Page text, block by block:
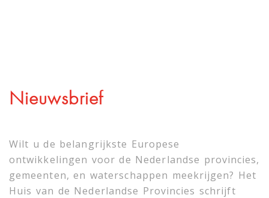
Nieuwsbrief
Wilt u de belangrijkste Europese
ontwikkelingen voor de Nederlandse provincies,
gemeenten, en waterschappen meekrijgen? Het
Huis van de Nederlandse Provincies schrijft